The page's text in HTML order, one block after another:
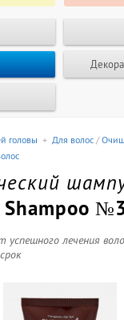
головы + Для волос /
Shampoo
успешного лечения